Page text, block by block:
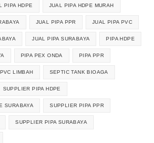
PIPA HDPE JUAL PIPA HDPE MURAH
JUAL PIPA PPR JUAL PIPA PVC
JUAL PIPA SURABAYA PIPA HDPE
PIPA PEX ONDA PIPA PPR
LIMBAH SEPTIC TANK BIOAGA
SUPPLIER PIPA HDPE
SURABAYA SUPPLIER PIPA PPR
SUPPLIER PIPA SURABAYA